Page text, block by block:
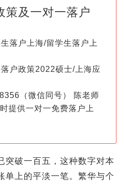
策及一对一落户
落户上海/留学生落户上
户政策2022硕士/上海应
（微信同号） 陈老师
提供一对一免费落户上
破一百五，这种数字对本
单上的平淡一笔。繁华与个